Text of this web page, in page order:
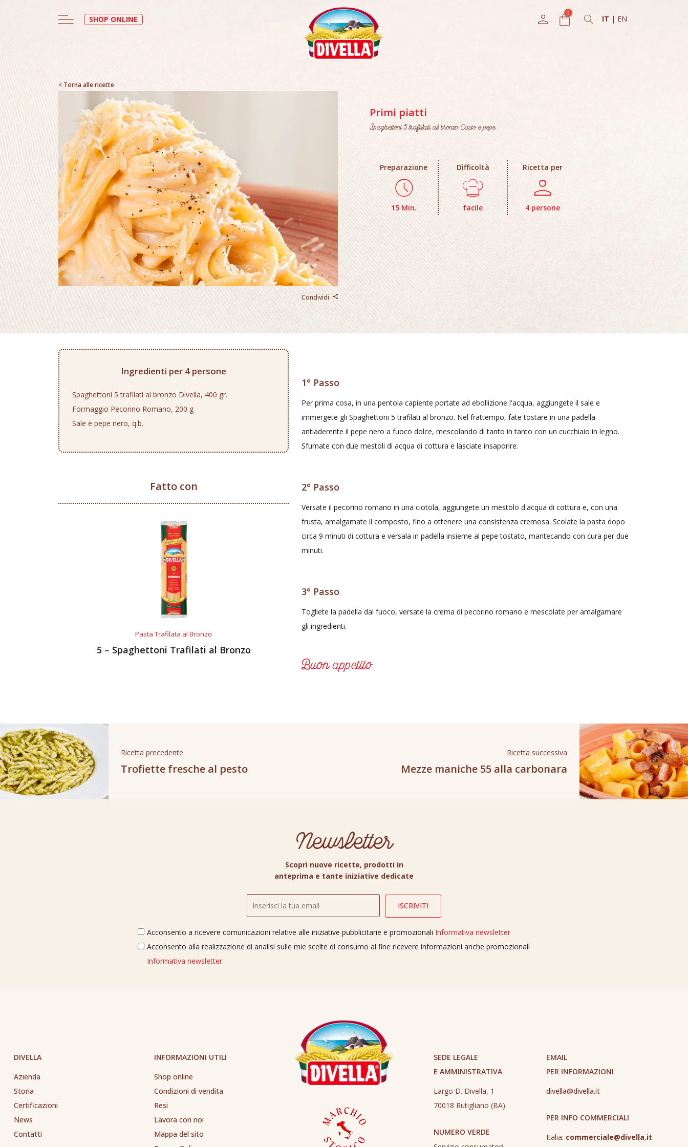
SHOP ONLINE IT | EN
< Torna alle ricette
Condividi
Primi piatti
Spaghettoni 5 trafilati al bronzo Cacio e pepe
Preparazione
15 Min.
Difficoltà
facile
Ricetta per
4 persone
Ingredienti per 4 persone
Spaghettoni 5 trafilati al bronzo Divella, 400 gr.
Formaggio Pecorino Romano, 200 g
Sale e pepe nero, q.b.
Fatto con
Pasta Trafilata al Bronzo
5 – Spaghettoni Trafilati al Bronzo
1° Passo
Per prima cosa, in una pentola capiente portate ad ebollizione l'acqua, aggiungete il sale e
immergete gli Spaghettoni 5 trafilati al bronzo. Nel frattempo, fate tostare in una padella
antiaderente il pepe nero a fuoco dolce, mescolando di tanto in tanto con un cucchiaio in legno.
Sfumate con due mestoli di acqua di cottura e lasciate insaporire.
2° Passo
Versate il pecorino romano in una ciotola, aggiungete un mestolo d'acqua di cottura e, con una
frusta, amalgamate il composto, fino a ottenere una consistenza cremosa. Scolate la pasta dopo
circa 9 minuti di cottura e versala in padella insieme al pepe tostato, mantecando con cura per due
minuti.
3° Passo
Togliete la padella dal fuoco, versate la crema di pecorino romano e mescolate per amalgamare
gli ingredienti.
Buon appetito
Ricetta precedente
Trofiette fresche al pesto
Ricetta successiva
Mezze maniche 55 alla carbonara
Newsletter
Scopri nuove ricette, prodotti in
anteprima e tante iniziative dedicate
Acconsento a ricevere comunicazioni relative alle iniziative pubblicitarie e promozionali Informativa newsletter
Acconsento alla realizzazione di analisi sulle mie scelte di consumo al fine ricevere informazioni anche promozionali
Informativa newsletter
DIVELLA
Azienda
Storia
Certificazioni
News
Contatti
INFORMAZIONI UTILI
Shop online
Condizioni di vendita
Resi
Lavora con noi
Mappa del sito
SEDE LEGALE
E AMMINISTRATIVA
Largo D. Divella, 1
70018 Rutigliano (BA)
NUMERO VERDE
EMAIL
PER INFORMAZIONI
divella@divella.it
PER INFO COMMERCIALI
Italia: commerciale@divella.it